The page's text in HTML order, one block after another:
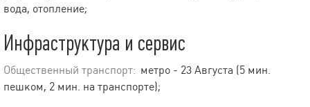
вода, отопление;
Инфраструктура и сервис
Общественный транспорт: метро - 23 Августа (5 мин.
пешком, 2 мин. на транспорте);